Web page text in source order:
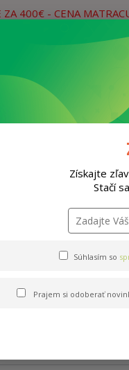
ZA 400€ - CENA
Rošty
80x200cm
Získajte
Stačí
Súhlasím so
Prajem si odoberať